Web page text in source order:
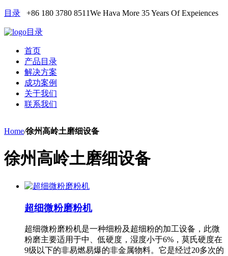
目录 +86 180 3780 8511We Hava More 35 Years Of Expeiences
目录
首页
产品目录
解决方案
成功案例
关于我们
联系我们
Home/徐州高岭土磨细设备
徐州高岭土磨细设备
超细微粉磨粉机
超细微粉磨粉机是一种细粉及超细粉的加工设备，此微
粉磨主要适用于中、低硬度，湿度小于6%，莫氏硬度在
9级以下的非易燃易爆的非金属物料。它是经过20多次的